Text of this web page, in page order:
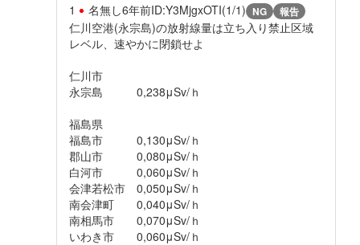
1 名無し6年前ID:Y3MjgxOTI(1/1) NG 報告
仁川空港(永宗島)の放射線量は立ち入り禁止区域
レベル、速やかに閉鎖せよ
仁川市
永宗島 0,238μSv/ｈ
福島県
福島市 0,130μSv/ｈ
郡山市 0,080μSv/ｈ
白河市 0,060μSv/ｈ
会津若松市 0,050μSv/ｈ
南会津町 0,040μSv/ｈ
南相馬市 0,070μSv/ｈ
いわき市 0,060μSv/ｈ